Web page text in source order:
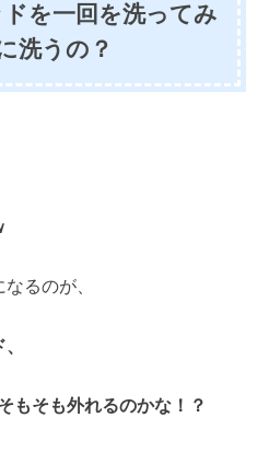
を一回を洗ってみ
洗うの？
るのが、
もそも外れるのかな！？